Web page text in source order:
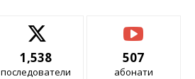
1,538
последователи
507
абонати